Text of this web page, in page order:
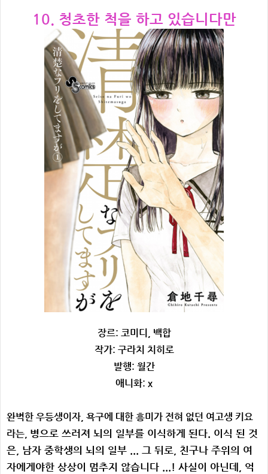
10. 청초한 척을 하고 있습니다만
장르: 코미디, 백합
작가: 구라치 치히로
발행: 월간
애니화: x
완벽한 우등생이자, 욕구에 대한 흥미가 전혀 없던 여고생 키요
라는, 병으로 쓰러져 뇌의 일부를 이식하게 된다. 이식 된 것
은, 남자 중학생의 뇌의 일부 ... 그 뒤로 , 친구나 주위의 여
자에게 야한 상상이 멈추지 않습니다 ...! 사실이 아닌데, 억